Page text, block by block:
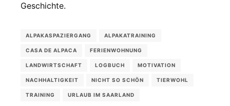
Geschichte.
ALPAKASPAZIERGANG ALPAKATRAINING
CASA DE ALPACA FERIENWOHNUNG
LANDWIRTSCHAFT LOGBUCH MOTIVATION
NACHHALTIGKEIT NICHT SO SCHÖN TIERWOHL
TRAINING URLAUB IM SAARLAND